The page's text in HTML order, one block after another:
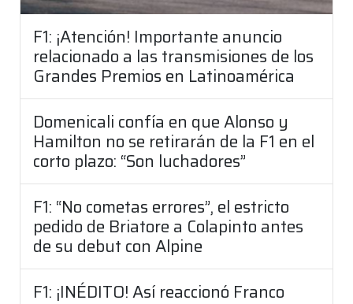
F1: ¡Atención! Importante anuncio
relacionado a las transmisiones de los
Grandes Premios en Latinoamérica
Domenicali confía en que Alonso y
Hamilton no se retirarán de la F1 en el
corto plazo: “Son luchadores”
F1: “No cometas errores”, el estricto
pedido de Briatore a Colapinto antes
de su debut con Alpine
F1: ¡INÉDITO! Así reaccionó Franco